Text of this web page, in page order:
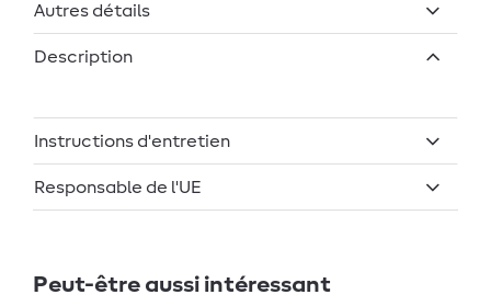
Autres détails
Description
Instructions d'entretien
Responsable de l'UE
Peut-être aussi intéressant